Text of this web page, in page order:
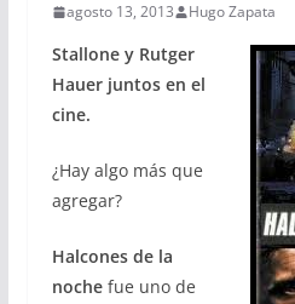
agosto 13, 2013 Hugo Zapata
Stallone y Rutger
Hauer juntos en el
cine.
¿Hay algo más que
agregar?
Halcones de la
nochefue uno de